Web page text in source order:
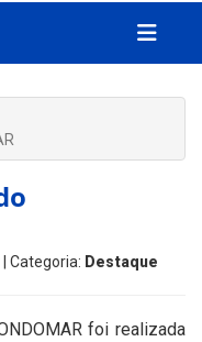
| Categoria: Destaque
foi realizada